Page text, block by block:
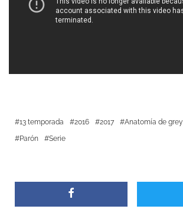
13 temporada 2016 2017 Anatomía de grey
Parón
Serie